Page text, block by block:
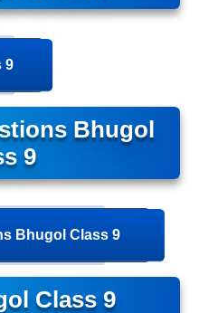
9
Bhugol
9
Bhugol Class 9
Class 9